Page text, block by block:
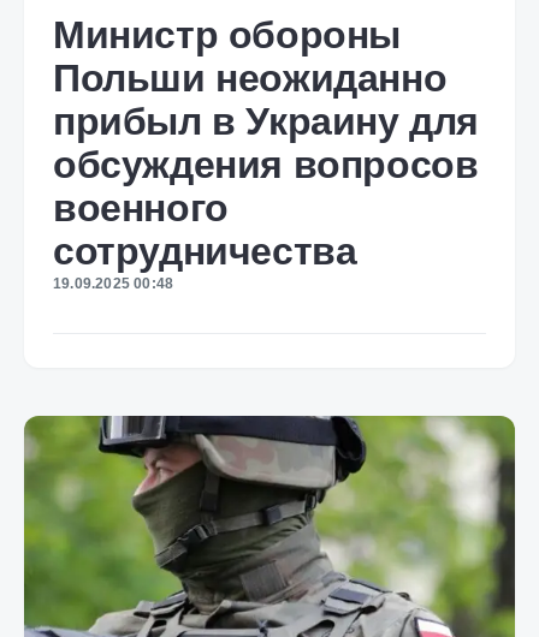
Министр обороны
Польши неожиданно
прибыл в Украину для
обсуждения вопросов
военного
сотрудничества
19.09.2025 00:48